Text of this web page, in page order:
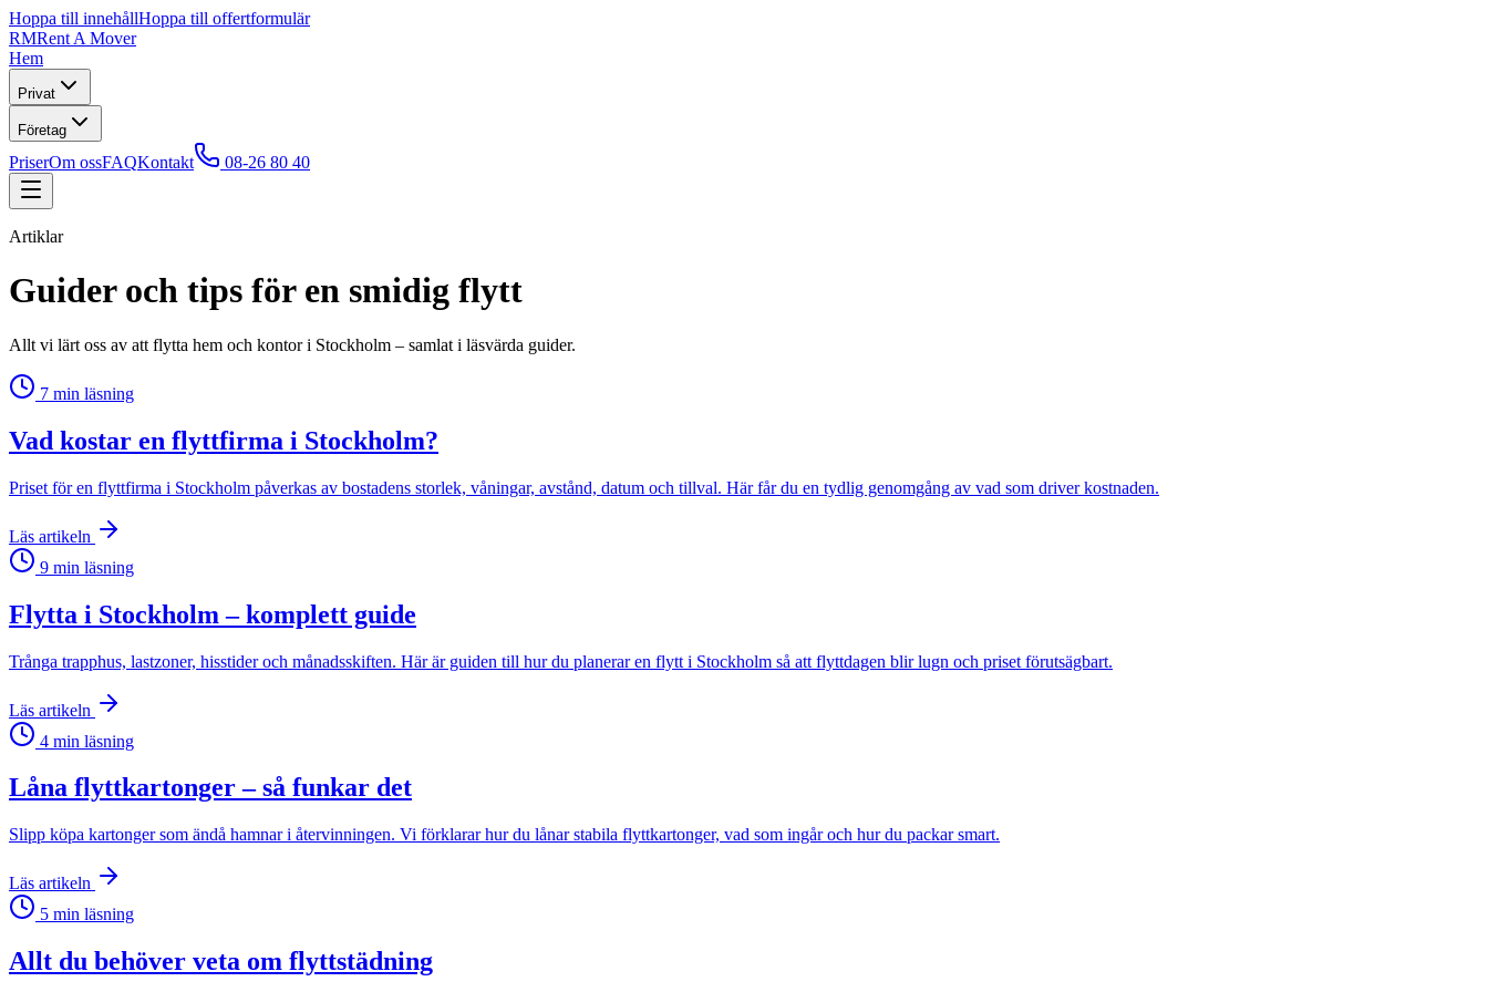
Hoppa till innehållHoppa till offertformulär
RMRent A Mover
Hem
Privat
Företag
PriserOm ossFAQKontakt 08-26 80 40
Artiklar
Guider och tips för en smidig flytt
Allt vi lärt oss av att flytta hem och kontor i Stockholm – samlat i läsvärda guider.
7 min läsning
Vad kostar en flyttfirma i Stockholm?
Priset för en flyttfirma i Stockholm påverkas av bostadens storlek, våningar, avstånd, datum och tillval. Här får du en tydlig genomgång av vad som driver kostnaden.
Läs artikeln
9 min läsning
Flytta i Stockholm – komplett guide
Trånga trapphus, lastzoner, hisstider och månadsskiften. Här är guiden till hur du planerar en flytt i Stockholm så att flyttdagen blir lugn och priset förutsägbart.
Läs artikeln
4 min läsning
Låna flyttkartonger – så funkar det
Slipp köpa kartonger som ändå hamnar i återvinningen. Vi förklarar hur du lånar stabila flyttkartonger, vad som ingår och hur du packar smart.
Läs artikeln
5 min läsning
Allt du behöver veta om flyttstädning